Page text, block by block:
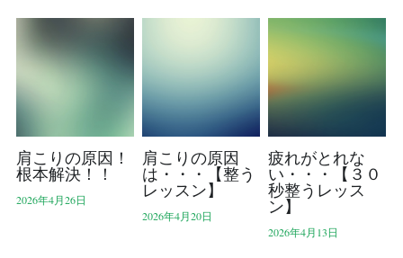
体験の内容
トレーナー紹介
アクセス
お問い合わせ
美鈴が丘店のご案内
肩こりの原因！
根本解決！！
2026年4月26日
肩こりの原因
は・・・【整う
レッスン】
2026年4月20日
疲れがとれな
い・・・【３０
秒整うレッス
ン】
2026年4月13日